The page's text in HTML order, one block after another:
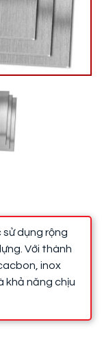
sử dụng rộng
Với thành
inox
khả năng chịu